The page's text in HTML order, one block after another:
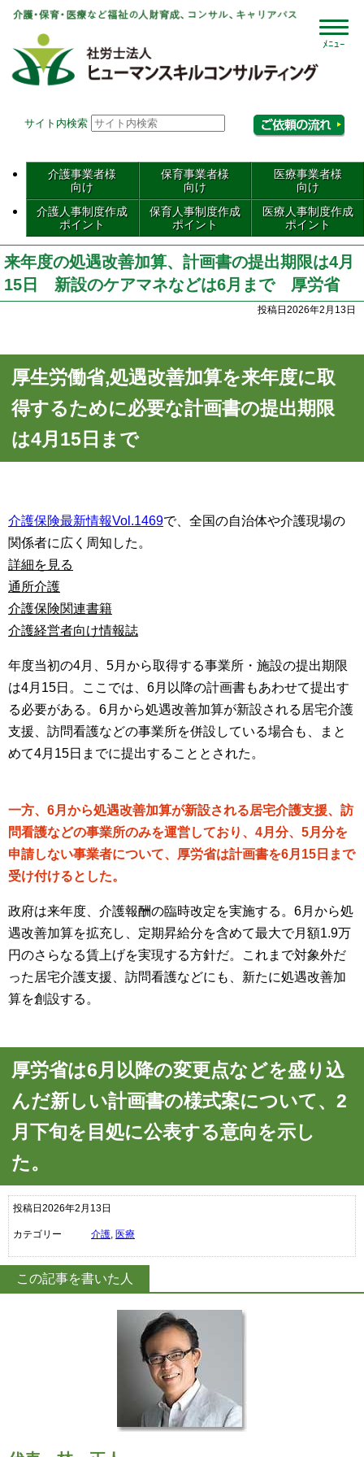
サイト内検索
介護事業者様
向け
保育事業者様
向け
医療事業者様
向け
介護人事制度作成
ポイント
保育人事制度作成
ポイント
医療人事制度作成
ポイント
来年度の処遇改善加算、計画書の提出期限は4月
15日 新設のケアマネなどは6月まで 厚労省
投稿日2026年2月13日
厚生労働省,処遇改善加算を来年度に取
得するために必要な計画書の提出期限
は4月15日まで
介護保険最新情報Vol.1469で、全国の自治体や介護現場の
関係者に広く周知した。
詳細を見る
通所介護
介護保険関連書籍
介護経営者向け情報誌
年度当初の4月、5月から取得する事業所・施設の提出期限
は4月15日。ここでは、6月以降の計画書もあわせて提出す
る必要がある。6月から処遇改善加算が新設される居宅介護
支援、訪問看護などの事業所を併設している場合も、まと
めて4月15日までに提出することとされた。
一方、6月から処遇改善加算が新設される居宅介護支援、訪
問看護などの事業所のみを運営しており、4月分、5月分を
申請しない事業者について、厚労省は計画書を6月15日まで
受け付けるとした。
政府は来年度、介護報酬の臨時改定を実施する。6月から処
遇改善加算を拡充し、定期昇給分を含めて最大で月額1.9万
円のさらなる賃上げを実現する方針だ。これまで対象外だ
った居宅介護支援、訪問看護などにも、新たに処遇改善加
算を創設する。
厚労省は6月以降の変更点などを盛り込
んだ新しい計画書の様式案について、2
月下旬を目処に公表する意向を示し
た。
投稿日2026年2月13日
カテゴリー 介護 医療
この記事を書いた人